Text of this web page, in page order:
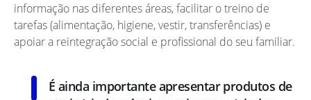
informação nas diferentes áreas, facilitar o treino de
tarefas (alimentação, higiene, vestir, transferências) e
apoiar a reintegração social e profissional do seu familiar.
É ainda importante apresentar produtos de